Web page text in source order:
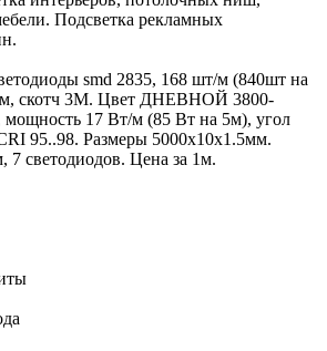
Подсветка рекламных
smd 2835, 168 шт/м (840шт на
скотч 3М. Цвет ДНЕВНОЙ 3800-
17 Вт/м (85 Вт на 5м), угол
95..98. Размеры 5000х10x1.5мм.
светодиодов. Цена за 1м.